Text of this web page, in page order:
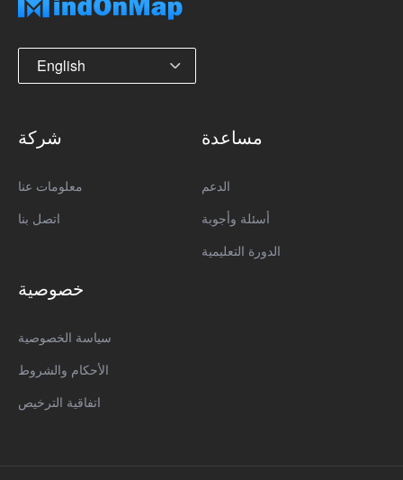
English
شركة
معلومات عنا
اتصل بنا
مساعدة
الدعم
أسئلة وأجوبة
الدورة التعليمية
خصوصية
سياسة الخصوصية
الأحكام والشروط
اتفاقية الترخيص